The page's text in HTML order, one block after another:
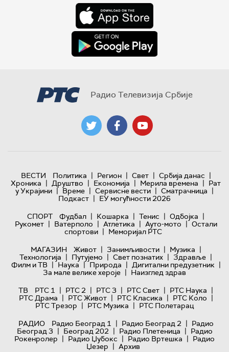
Радио Телевизија Србије
ВЕСТИ Политика | Регион | Свет | Србија данас |
Хроника | Друштво | Економија | Мерила времена | Рат
у Украјини | Време | Сервисне вести | Сматрачница |
Подкаст | ЕУ могућности 2026
СПОРТ
Фудбал | Кошарка | Тенис | Одбојка |
Рукомет | Ватерполо | Атлетика | Ауто-мото | Остали
спортови | Меморијал РТС
МАГАЗИН
Живот | Занимљивости | Музика |
Технологијa | Путујемо | Свет познатих | Здравље |
Филм и ТВ | Наука | Природа | Дигитални предузетник |
За мале велике хероје | Наизглед здрав
ТВ
РТС 1 | РТС 2 | РТС 3 | РТС Свет | РТС Наука |
РТС Драма | РТС Живот | РТС Класика | РТС Коло |
РТС Трезор | РТС Музика | РТС Полетарац
РАДИО
Радио Београд 1 | Радио Београд 2 | Радио
Београд 3 | Београд 202 | Радио Плетеница | Радио
Рокенролер | Радио Џубокс | Радио Вртешка | Радио
Џезер | Архив